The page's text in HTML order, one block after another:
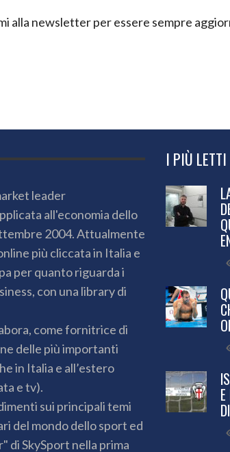
alla newsletter per essere sempre
leader
all'economia dello
2004. Attualmente
più cliccata in Italia e
per quanto riguarda i
con una library di
come fornitrice di
delle più importanti
in Italia e all’estero
e tv).
sui principali temi
del mondo dello sport ed
di SkySport nella prima
I PIÙ LETTI